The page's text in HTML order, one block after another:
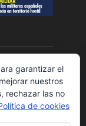
garantizar el
nuestros
rechazar las no
de cookies